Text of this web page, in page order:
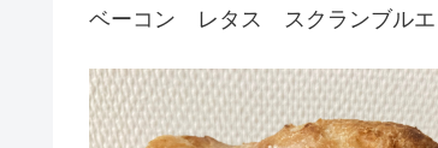
ベーコン レタス スクランブルエ